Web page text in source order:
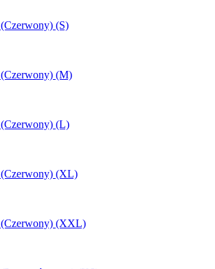
(Czerwony) (S)
(Czerwony) (M)
(Czerwony) (L)
(Czerwony) (XL)
(Czerwony) (XXL)